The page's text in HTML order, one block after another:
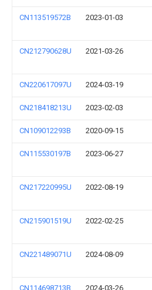
CN113519572B 2023-01-03
CN212790628U 2021-03-26
CN220617097U 2024-03-19
CN218418213U 2023-02-03
CN109012293B 2020-09-15
CN115530197B 2023-06-27
CN217220995U 2022-08-19
CN215901519U 2022-02-25
CN221489071U 2024-08-09
CN114698713B 2024-03-26